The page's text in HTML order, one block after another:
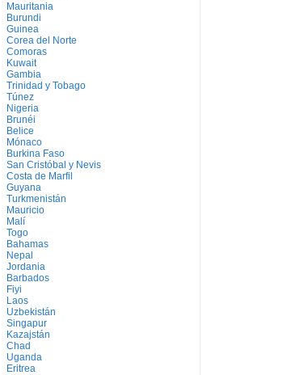
Mauritania
Burundi
Guinea
Corea del Norte
Comoras
Kuwait
Gambia
Trinidad y Tobago
Túnez
Nigeria
Brunéi
Belice
Mónaco
Burkina Faso
San Cristóbal y Nevis
Costa de Marfil
Guyana
Turkmenistán
Mauricio
Malí
Togo
Bahamas
Nepal
Jordania
Barbados
Fiyi
Laos
Uzbekistán
Singapur
Kazajstán
Chad
Uganda
Eritrea